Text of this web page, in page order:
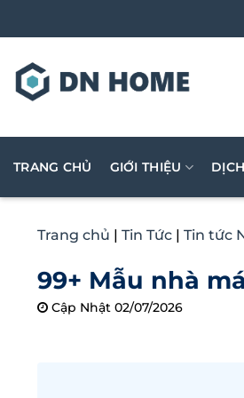
qua
dung
TRANG CHỦ GIỚI THIỆU
Trang chủ | Tin Tức | Tin tức
99+ Mẫu nhà
Cập Nhật 02/07/2026